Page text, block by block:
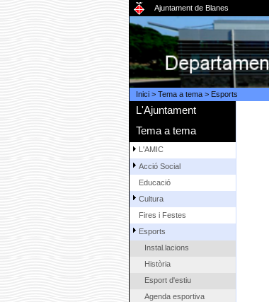
Ajuntament de Blanes
Inici> Tema a tema> Esports
L'Ajuntament
Tema a tema
L'AMIC
Acció Social
Educació
Cultura
Fires i Festes
Esports
Instal.lacions
Història
Esport d'estiu
Agenda esportiva